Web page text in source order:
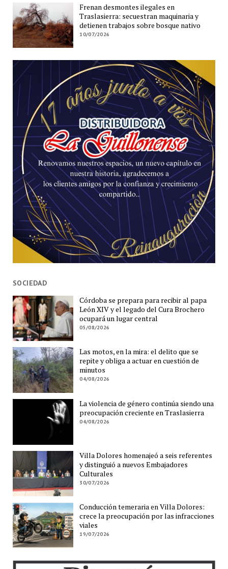
Frenan desmontes ilegales en
Traslasierra: secuestran maquinaria y
detienen trabajos sobre bosque nativo
10/07/2026
SOCIEDAD
Córdoba se prepara para recibir al papa
León XIV y el legado del Cura Brochero
ocupará un lugar central
05/08/2026
Las motos, en la mira: el delito que se
repite y obliga a actuar en cuestión de
minutos
04/08/2026
La violencia de género continúa siendo una
preocupación creciente en Traslasierra
04/08/2026
Villa Dolores homenajeó a seis referentes
y distinguió a nuevos Embajadores
Culturales
30/07/2026
Conducción temeraria en Villa Dolores:
crece la preocupación por las infracciones
viales
19/07/2026